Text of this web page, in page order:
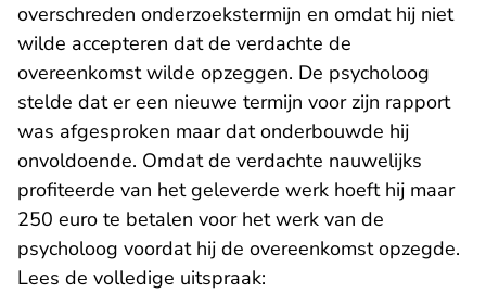
overschreden onderzoekstermijn en omdat hij niet
wilde accepteren dat de verdachte de
overeenkomst wilde opzeggen. De psycholoog
stelde dat er een nieuwe termijn voor zijn rapport
was afgesproken maar dat onderbouwde hij
onvoldoende. Omdat de verdachte nauwelijks
profiteerde van het geleverde werk hoeft hij maar
250 euro te betalen voor het werk van de
psycholoog voordat hij de overeenkomst opzegde.
Lees de volledige uitspraak: